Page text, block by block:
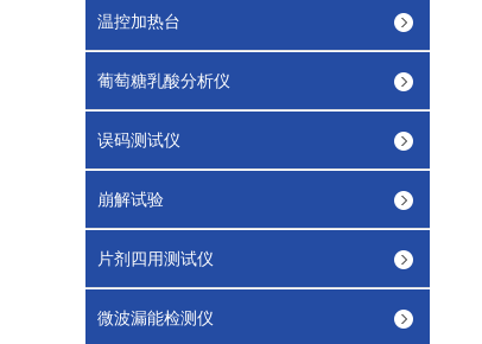
温控加热台
葡萄糖乳酸分析仪
误码测试仪
崩解试验
片剂四用测试仪
微波漏能检测仪